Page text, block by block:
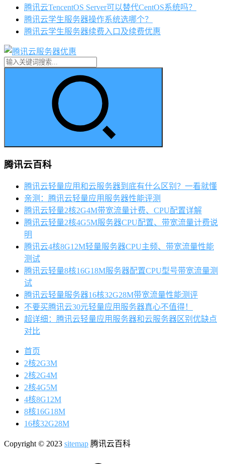
腾讯云TencentOS Server可以替代CentOS系统吗？
腾讯云学生服务器操作系统选哪个？
腾讯云学生服务器续费入口及续费优惠
腾讯云百科
腾讯云轻量应用和云服务器到底有什么区别？一看就懂
亲测：腾讯云轻量应用服务器性能评测
腾讯云轻量2核2G4M带宽流量计费、CPU配置详解
腾讯云轻量2核4G5M服务器CPU配置、带宽流量计费说
明
腾讯云4核8G12M轻量服务器CPU主频、带宽流量性能
测试
腾讯云轻量8核16G18M服务器配置CPU型号带宽流量测
试
腾讯云轻量服务器16核32G28M带宽流量性能测评
不要买腾讯云30元轻量应用服务器真心不值得！
超详细：腾讯云轻量应用服务器和云服务器区别优缺点
对比
首页
2核2G3M
2核2G4M
2核4G5M
4核8G12M
8核16G18M
16核32G28M
Copyright © 2023 sitemap 腾讯云百科